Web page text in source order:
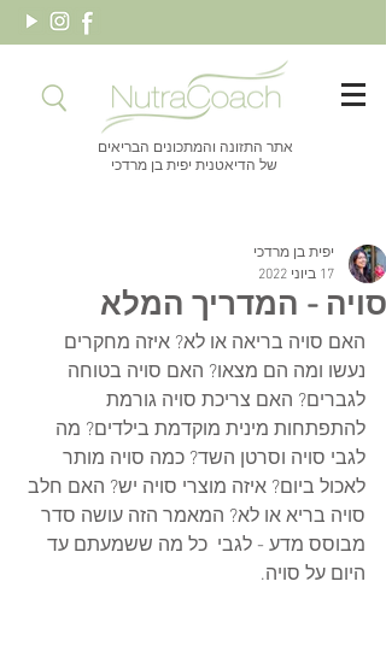
אתר התזונה והמתכונים הבריאים
של הדיאטנית יפית בן מרדכי
סויה - המדריך המלא
יפית בן מרדכי
17 ביוני 2022
האם סויה בריאה או לא? איזה מחקרים
נעשו ומה הם מצאו? האם סויה בטוחה
לגברים? האם צריכת סויה גורמת
להתפתחות מינית מוקדמת בילדים? מה
לגבי סויה וסרטן השד? כמה סויה מותר
לאכול ביום? איזה מוצרי סויה יש? האם חלב
סויה בריא או לא? המאמר הזה עושה סדר
מבוסס מדע - לגבי  כל מה ששמעתם עד
היום על סויה.